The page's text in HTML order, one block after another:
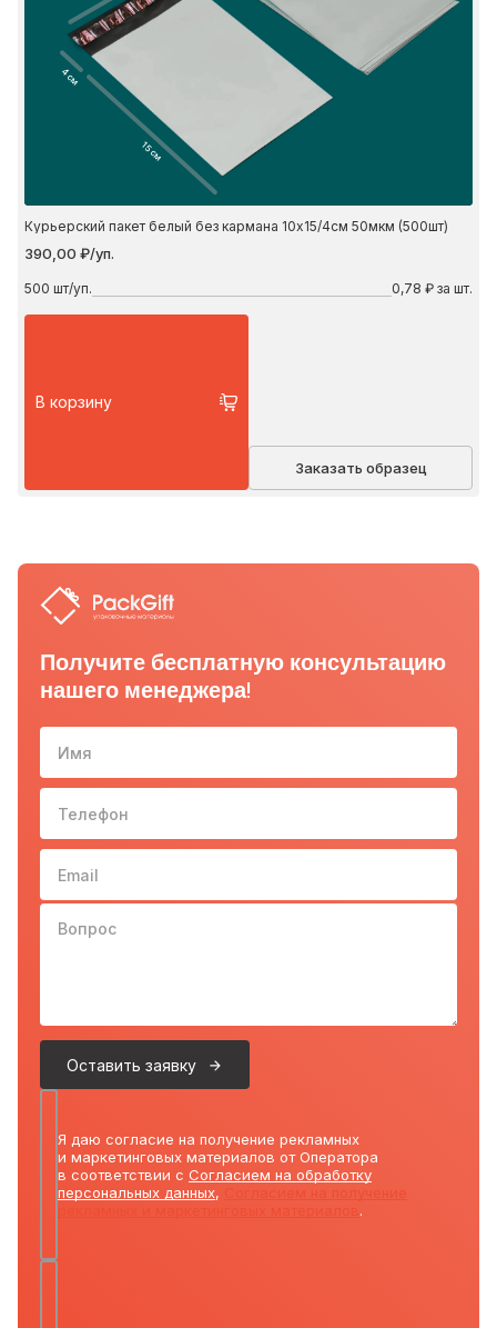
4 см
15 см
Курьерский пакет белый без кармана 10х15/4см 50мкм (500шт)
390,00 ₽/уп.
500 шт/уп. 0,78 ₽ за шт.
В корзину
Заказать образец
Получите бесплатную консультацию
нашего менеджера!
Имя
Телефон 10-
Email
Вопрос
Оставить заявку
Я даю согласие на получение рекламных
и маркетинговых материалов от Оператора
в соответствии с Согласием на обработку
персональных данных,
.